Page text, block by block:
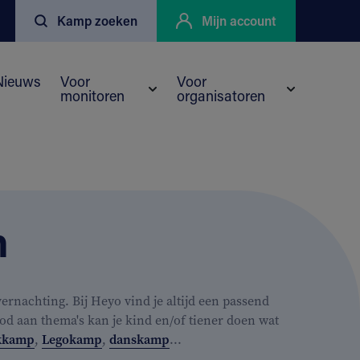
Kamp zoeken Mijn account
voor Kortingen
Voor
monitoren
Submenu voor Voor monitoren
Voor
organisatoren
Bij Heyo vind je altijd een passend
aan thema's kan je kind en/of tiener doen wat
, Legokamp, danskamp...